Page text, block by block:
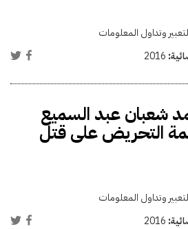
وتداول المعلومات
2016
شعبان عبد السميع
التحريض على قتل
وتداول المعلومات
2016